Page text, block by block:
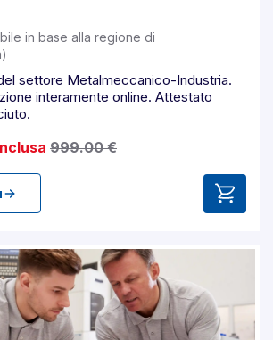
in base alla regione di
settore Metalmeccanico-Industria.
interamente online. Attestato
999.00 €